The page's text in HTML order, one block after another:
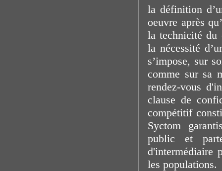
la définition
oeuvre après
la technicité du
la nécessité
s’impose, sur
comme sur sa
rendez-vous
clause de
compétitif
Syctom
public et
d'intermédiaire
les populations.